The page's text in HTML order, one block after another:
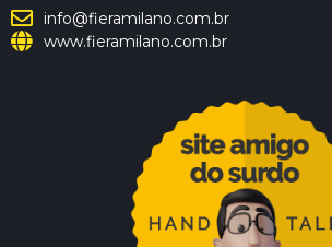
info@fieramilano.com.br
www.fieramilano.com.br